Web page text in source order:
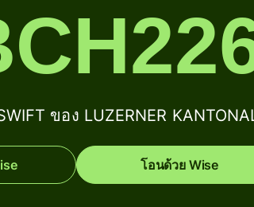
ของ LUZERNER
โอนด้วย Wise